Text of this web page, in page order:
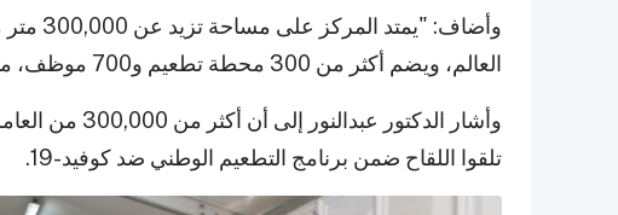
وأضاف:
العالم، ويضم أكثر من 300 محطة تطعيم و700 موظف، ما يتيح تقديم أكثر من 25,000 جرعة يومياً."
وأشار الدكتور
تلقوا اللقاح ضمن برنامج التطعيم الوطني ضد كوفيد-19.